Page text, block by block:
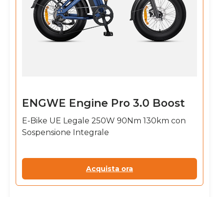
ENGWE Engine Pro 3.0 Boost
E-Bike UE Legale 250W 90Nm 130km con
Sospensione Integrale
Acquista ora